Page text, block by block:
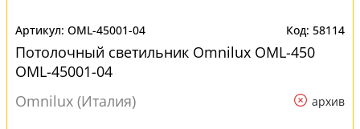
OML-45001-04 58114
Потолочный светильник Omnilux OML-450
OML-45001-04
Omnilux (Италия)
архив